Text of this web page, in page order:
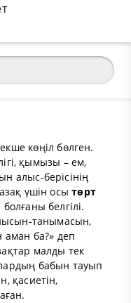
көңіл бөлген.
қымызы – ем,
алыс-берісінің
үшін осытөрт
белгілі.
танымасын,
аман ба?» деп
малды тек
бабын тауып
қасиетін,